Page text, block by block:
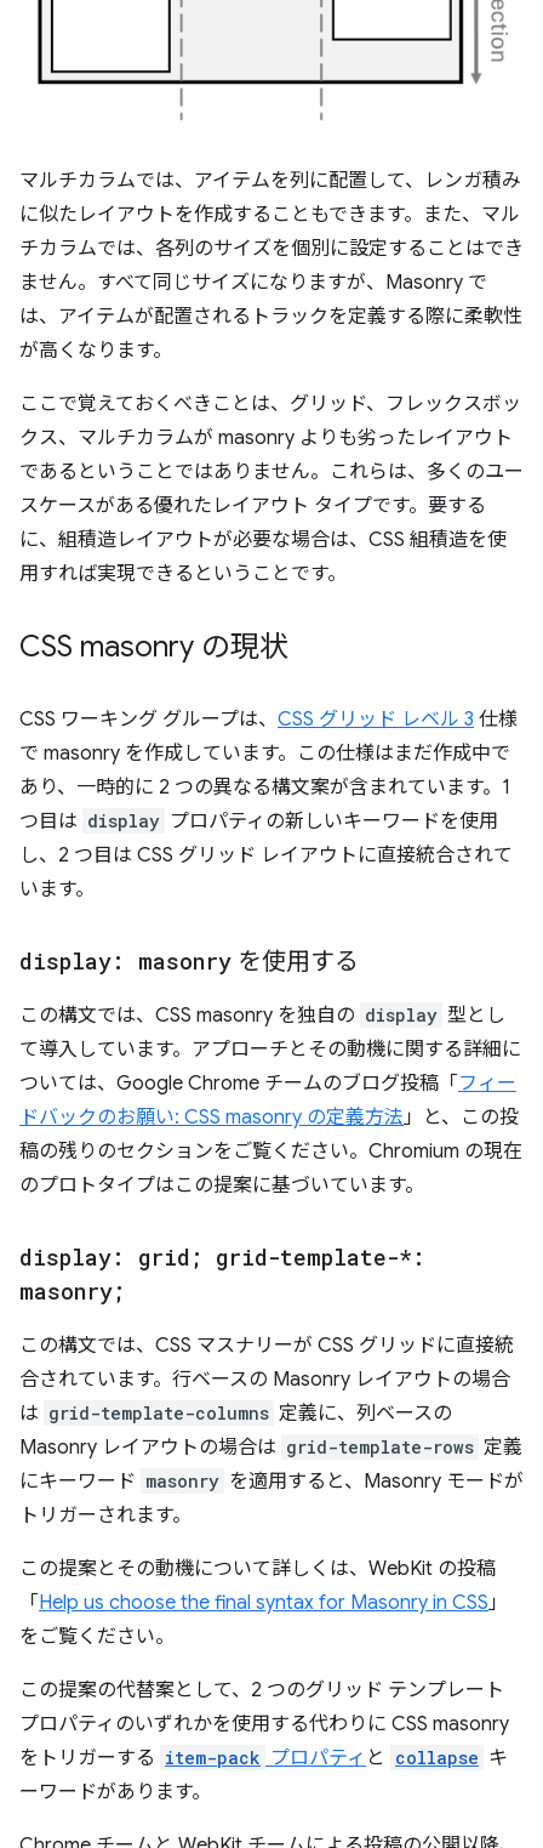
マルチカラムでは、アイテムを列に配置して、レンガ積み
に似たレイアウトを作成することもできます。また、マル
チカラムでは、各列のサイズを個別に設定することはでき
ません。すべて同じサイズになりますが、Masonry で
は、アイテムが配置されるトラックを定義する際に柔軟性
が高くなります。
ここで覚えておくべきことは、グリッド、フレックスボッ
クス、マルチカラムが masonry よりも劣ったレイアウト
であるということではありません。これらは、多くのユー
スケースがある優れたレイアウト タイプです。要する
に、組積造レイアウトが必要な場合は、CSS 組積造を使
用すれば実現できるということです。
CSS masonry の現状
CSS ワーキング グループは、 CSS グリッド レベル 3 仕様
で masonry を作成しています。この仕様はまだ作成中で
あり、一時的に 2 つの異なる構文案が含まれています。1
つ目は display プロパティの新しいキーワードを使用
し、2 つ目は CSS グリッド レイアウトに直接統合されて
います。
display: masonry を使用する
この構文では、CSS masonry を独自の display 型とし
て導入しています。アプローチとその動機に関する詳細に
ついては、Google Chrome チームのブログ投稿「 フィー
ドバックのお願い: CSS masonry の定義方法」と、この投
稿の残りのセクションをご覧ください。Chromium の現在
のプロトタイプはこの提案に基づいています。
display: grid; grid-template-*:
masonry;
この構文では、CSS マスナリーが CSS グリッドに直接統
合されています。行ベースの Masonry レイアウトの場合
は grid-template-columns 定義に、列ベースの
Masonry レイアウトの場合は grid-template-rows 定義
にキーワード masonry を適用すると、Masonry モードが
トリガーされます。
この提案とその動機について詳しくは、WebKit の投稿
「 Help us choose the final syntax for Masonry in CSS」
をご覧ください。
この提案の代替案として、2 つのグリッド テンプレート
プロパティのいずれかを使用する代わりに CSS masonry
をトリガーする item-pack プロパティ と collapse キ
ーワードがあります。